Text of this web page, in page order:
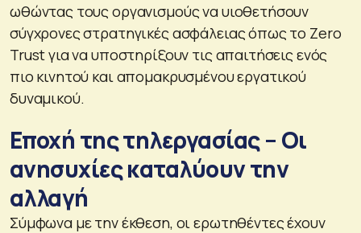
ωθώντας τους οργανισμούς να υιοθετήσουν
σύγχρονες στρατηγικές ασφάλειας όπως το Zero
Trust για να υποστηρίξουν τις απαιτήσεις ενός
πιο κινητού και απομακρυσμένου εργατικού
δυναμικού.
Εποχή της τηλεργασίας – Οι
ανησυχίες καταλύουν την
αλλαγή
Σύμφωνα με την έκθεση, οι ερωτηθέντες έχουν